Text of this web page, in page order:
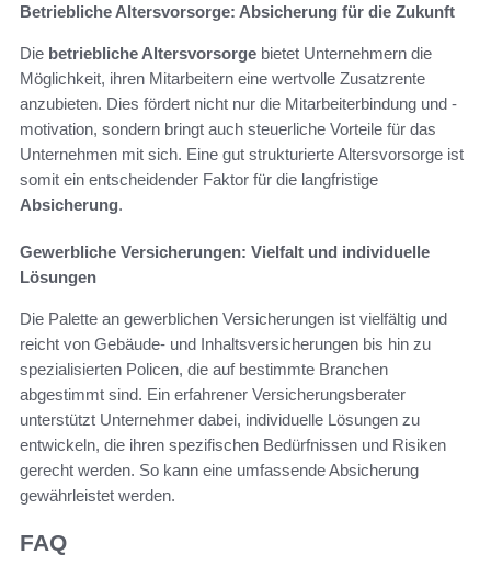
Betriebliche Altersvorsorge: Absicherung für die Zukunft
Die betriebliche Altersvorsorge bietet Unternehmern die
Möglichkeit, ihren Mitarbeitern eine wertvolle Zusatzrente
anzubieten. Dies fördert nicht nur die Mitarbeiterbindung und -
motivation, sondern bringt auch steuerliche Vorteile für das
Unternehmen mit sich. Eine gut strukturierte Altersvorsorge ist
somit ein entscheidender Faktor für die langfristige
Absicherung.
Gewerbliche Versicherungen: Vielfalt und individuelle
Lösungen
Die Palette an gewerblichen Versicherungen ist vielfältig und
reicht von Gebäude- und Inhaltsversicherungen bis hin zu
spezialisierten Policen, die auf bestimmte Branchen
abgestimmt sind. Ein erfahrener Versicherungsberater
unterstützt Unternehmer dabei, individuelle Lösungen zu
entwickeln, die ihren spezifischen Bedürfnissen und Risiken
gerecht werden. So kann eine umfassende Absicherung
gewährleistet werden.
FAQ